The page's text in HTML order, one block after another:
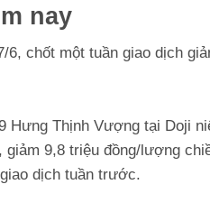
nay
6, chốt một tuần giao dịch
Hưng Thịnh Vượng tại Doji
9,8 triệu đồng/lượng
dịch tuần trước.